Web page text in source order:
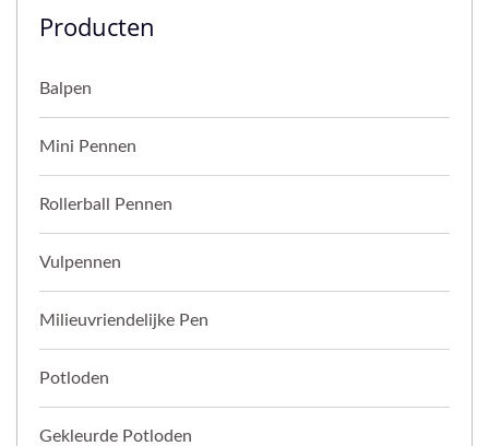
Producten
Balpen
Mini Pennen
Rollerball Pennen
Vulpennen
Milieuvriendelijke Pen
Potloden
Gekleurde Potloden